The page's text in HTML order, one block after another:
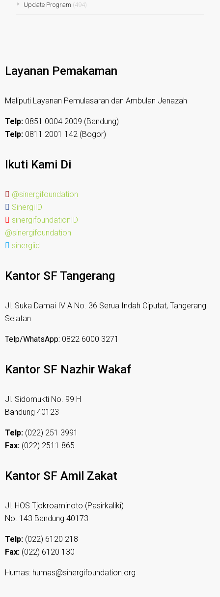
Update Program (494)
Layanan Pemakaman
Meliputi Layanan Pemulasaran dan Ambulan Jenazah
Telp: 0851 0004 2009 (Bandung)
Telp: 0811 2001 142 (Bogor)
Ikuti Kami Di
@sinergifoundation
SinergiID
sinergifoundationID
@sinergifoundation
sinergiid
Kantor SF Tangerang
Jl. Suka Damai IV A No. 36 Serua Indah Ciputat, Tangerang
Selatan
Telp/WhatsApp: 0822 6000 3271
Kantor SF Nazhir Wakaf
Jl. Sidomukti No. 99 H
Bandung 40123
Telp: (022) 251 3991
Fax: (022) 2511 865
Kantor SF Amil Zakat
Jl. HOS Tjokroaminoto (Pasirkaliki)
No. 143 Bandung 40173
Telp: (022) 6120 218
Fax: (022) 6120 130
Humas: humas@sinergifoundation.org